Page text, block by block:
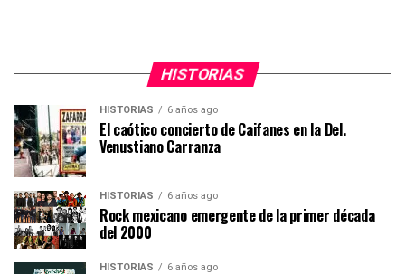
HISTORIAS
HISTORIAS 6 años ago
El caótico concierto de Caifanes en la Del.
Venustiano Carranza
HISTORIAS 6 años ago
Rock mexicano emergente de la primer década
del 2000
HISTORIAS 6 años ago